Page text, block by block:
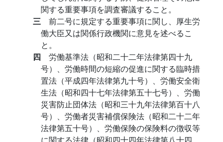
関する重要事項を調査審議すること。
三 前二号に規定する重要事項に関し、厚生労
働大臣又は関係行政機関に意見を述べるこ
と。
四 労働基準法（昭和二十二年法律第四十九
号）、労働時間の短縮の促進に関する臨時措
置法（平成四年法律第九十号）、労働安全衛
生法（昭和四十七年法律第五十七号）、労働
災害防止団体法（昭和三十九年法律第百十八
号）、労働者災害補償保険法（昭和二十二年
法律第五十号）、労働保険の保険料の徴収等